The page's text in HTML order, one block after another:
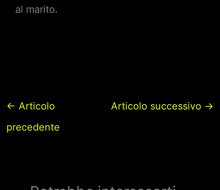
al marito.
← Articolo
precedente
Articolo successivo →